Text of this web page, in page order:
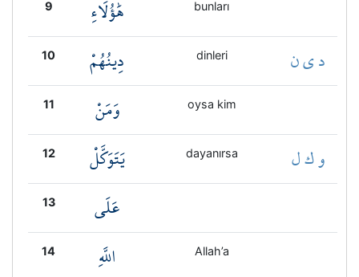
9 هَٰؤُلَاءِ bunları
10 دِينُهُمْ dinleri د ي ن
11 وَمَنْ oysa kim
12 يَتَوَكَّلْ dayanırsa و ك ل
13 عَلَى
14 اللَّهِ Allah’a